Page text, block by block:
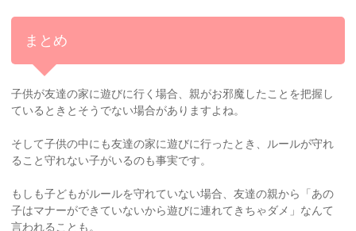
まとめ
子供が友達の家に遊びに行く場合、親がお邪魔したことを把握し
ているときとそうでない場合がありますよね。
そして子供の中にも友達の家に遊びに行ったとき、ルールが守れ
ること守れない子がいるのも事実です。
もしも子どもがルールを守れていない場合、友達の親から「あの
子はマナーができていないから遊びに連れてきちゃダメ」なんて
言われることも。